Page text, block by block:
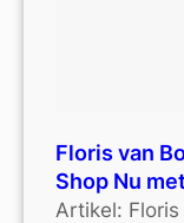
Floris van
Shop Nu
Artikel: